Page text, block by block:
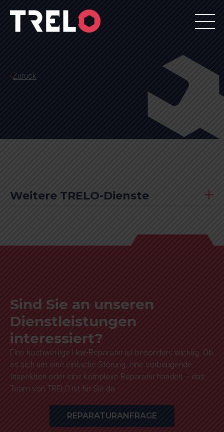
Zurück
Weitere TRELO-Dienste
Sind Sie an unseren
Dienstleistungen
interessiert?
Eine hochwertige Lkw-Reparatur ist besonders wichtig. Ob
es sich um eine einfache Störung, eine vorbeugende
Inspektion oder eine komplexe Reparatur handelt – das
Team von TRELO ist für Sie da.
REPARATURANFRAGE